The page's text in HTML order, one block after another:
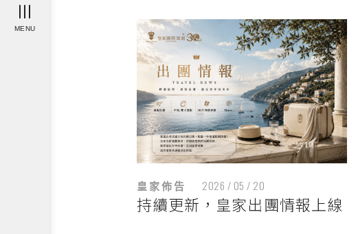
MENU
皇家佈告 2026 / 05 / 20
持續更新，皇家出團情報上線